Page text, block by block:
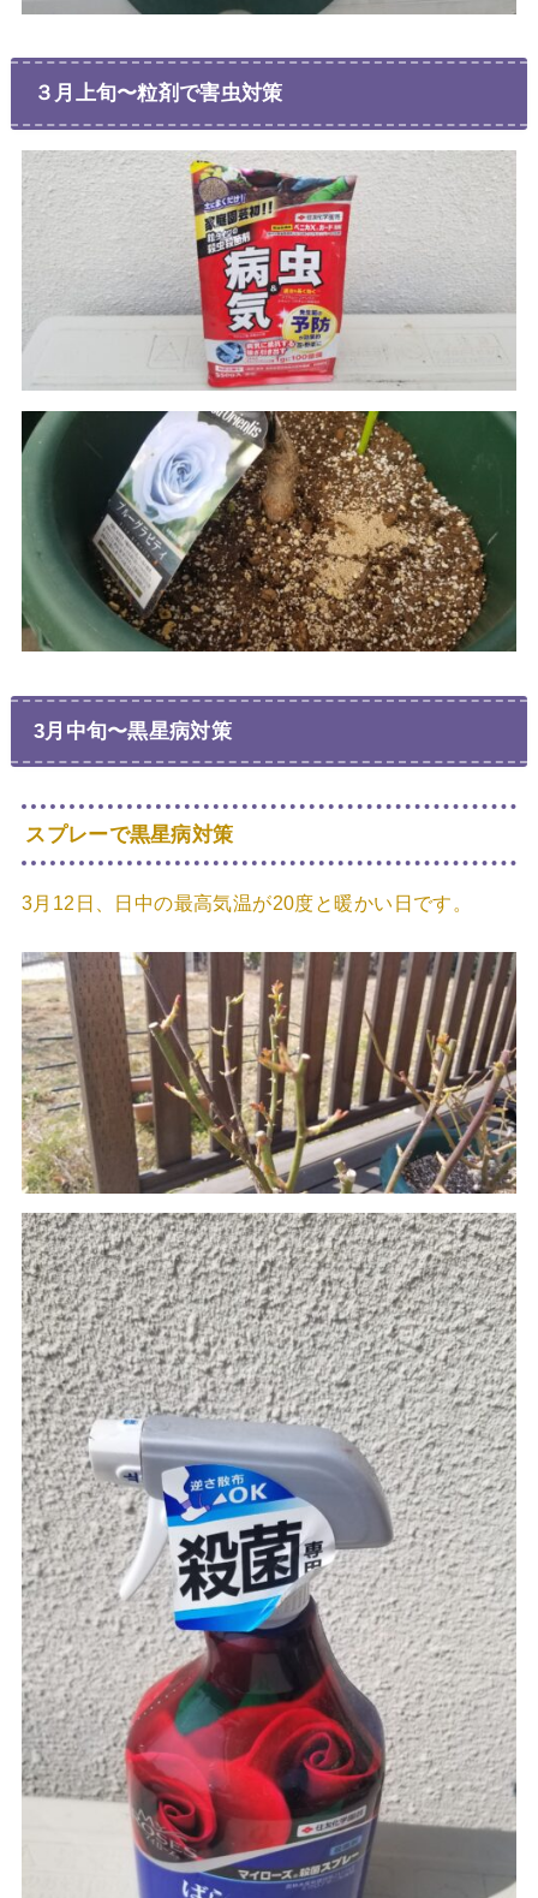
３月上旬〜粒剤で害虫対策
3月中旬〜黒星病対策
スプレーで黒星病対策
3月12日、日中の最高気温が20度と暖かい日です。